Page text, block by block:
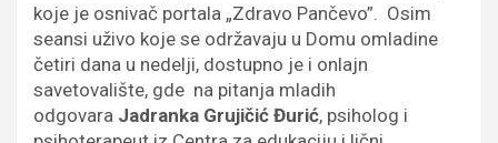
koje je osnivač portala „Zdravo Pančevo”. Osim
seansi uživo koje se održavaju u Domu omladine
četiri dana u nedelji, dostupno je i onlajn
savetovalište, gde na pitanja mladih
odgovara Jadranka Grujičić Đurić, psiholog i